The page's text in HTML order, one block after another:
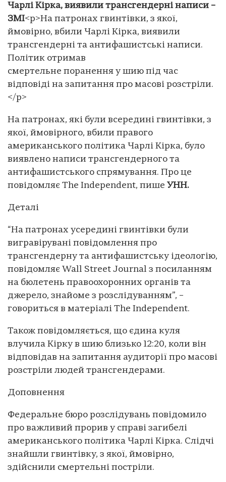
Чарлі Кірка, виявили трансгендерні написи –
ЗМІ<p>На патронах гвинтівки, з якої,
ймовірно, вбили Чарлі Кірка, виявили
трансгендерні та антифашистські написи.
Політик отримав
смертельне поранення у шию під час
відповіді на запитання про масові розстріли.
</p>
На патронах, які були всередині гвинтівки, з
якої, ймовірного, вбили правого
американського політика Чарлі Кірка, було
виявлено написи трансгендерного та
антифашистського спрямування. Про це
повідомляє The Independent, пише УНН.
Деталі
“На патронах усередині гвинтівки були
вигравірувані повідомлення про
трансгендерну та антифашистську ідеологію,
повідомляє Wall Street Journal з посиланням
на бюлетень правоохоронних органів та
джерело, знайоме з розслідуванням”, –
говориться в матеріалі The Independent.
Також повідомляється, що єдина куля
влучила Кірку в шию близько 12:20, коли він
відповідав на запитання аудиторії про масові
розстріли людей трансгендерами.
Доповнення
Федеральне бюро розслідувань повідомило
про важливий прорив у справі загибелі
американського політика Чарлі Кірка. Слідчі
знайшли гвинтівку, з якої, ймовірно,
здійснили смертельні постріли.